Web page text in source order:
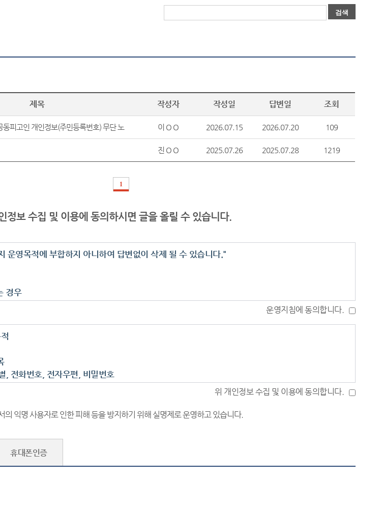
검색
제목 작성자 작성일 답변일 조회
동피고인 개인정보(주민등록번호) 무단 노
이 O O 2026.07.15 2026.07.20 109
진 O O 2025.07.26 2025.07.28 1219
1
정보 수집 및 이용에 동의하시면 글을 올릴 수 있습니다.
운영목적에 부합하지 아니하여 답변없이 삭제 될 수 있습니다."
경우
을 침해할 수 있는 내용
명을 사용하지 않은 경우
하여 게시하는 글(도배성 글)
삭제를 요구한 경우
시나 법률상담, 기타 운영목적에 부합하지 않는 경우 등 법원은 업무 특성상 법률상담에 관한 질문
진행현황 보기』에서 확인할 수 있습니다.(단, 작성일 기준으로 "개인정보의 보유 및 이용 기간(3
운영지침에 동의합니다.
, 전화번호, 전자우편, 비밀번호
동의에 거부할 권리가 있으나, 동의 거부시에는 ‘법원에 바란다’ 글쓰기 등의 서비스가 불가할 수
위 개인정보 수집 및 이용에 동의합니다.
의 익명 사용자로 인한 피해 등을 방지하기 위해 실명제로 운영하고 있습니다.
휴대폰인증